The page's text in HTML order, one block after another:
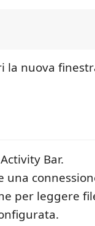
la nuova
Bar.
una
per leggere